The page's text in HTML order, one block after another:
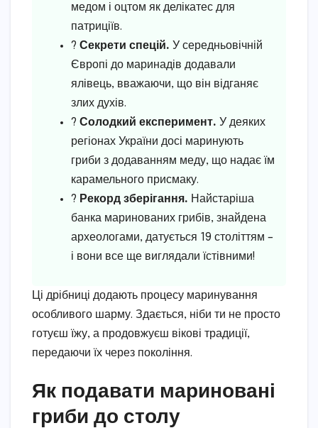
медом і оцтом як делікатес для
патриціїв.
? Секрети спецій. У середньовічній
Європі до маринадів додавали
ялівець, вважаючи, що він відганяє
злих духів.
? Солодкий експеримент. У деяких
регіонах України досі маринують
гриби з додаванням меду, що надає їм
карамельного присмаку.
? Рекорд зберігання. Найстаріша
банка маринованих грибів, знайдена
археологами, датується 19 століттям –
і вони все ще виглядали їстівними!
Ці дрібниці додають процесу маринування
особливого шарму. Здається, ніби ти не просто
готуєш їжу, а продовжуєш вікові традиції,
передаючи їх через покоління.
Як подавати мариновані
гриби до столу